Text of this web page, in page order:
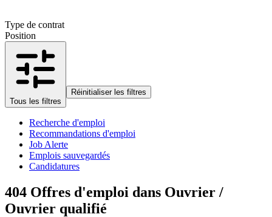
Type de contrat
Position
Tous les filtres
Réinitialiser les filtres
Recherche d'emploi
Recommandations d'emploi
Job Alerte
Emplois sauvegardés
Candidatures
404 Offres d'emploi dans Ouvrier /
Ouvrier qualifié